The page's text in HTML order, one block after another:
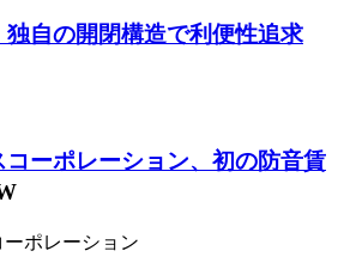
自の開閉構造で利便性追求
コーポレーション、初の防音賃
ポレーション